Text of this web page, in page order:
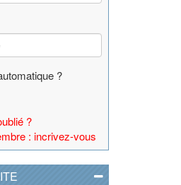
?
?
: incrivez-vous